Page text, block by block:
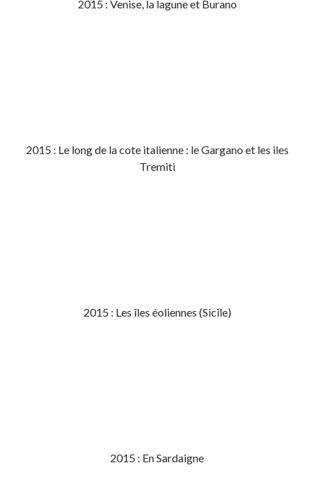
2015 : Venise, la lagune et Burano
2015 : Le long de la cote italienne : le Gargano et les iles
Tremiti
2015 : Les îles éoliennes (Sicile)
2015 : En Sardaigne